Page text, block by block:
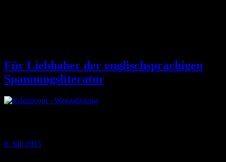
Für Liebhaber der englischsprachigen
Spannungsliteratur
8. Juli 2015